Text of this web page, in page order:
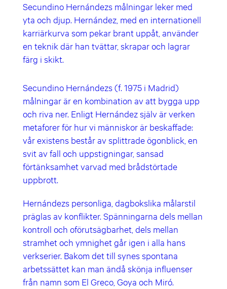
Secundino Hernándezs målningar leker med
yta och djup. Hernández, med en internationell
karriärkurva som pekar brant uppåt, använder
en teknik där han tvättar, skrapar och lagrar
färg i skikt.
Secundino Hernándezs (f. 1975 i Madrid)
målningar är en kombination av att bygga upp
och riva ner. Enligt Hernández själv är verken
metaforer för hur vi människor är beskaffade:
vår existens består av splittrade ögonblick, en
svit av fall och uppstigningar, sansad
förtänksamhet varvad med brådstörtade
uppbrott.
Hernándezs personliga, dagbokslika målarstil
präglas av konflikter. Spänningarna dels mellan
kontroll och oförutsägbarhet, dels mellan
stramhet och ymnighet går igen i alla hans
verkserier. Bakom det till synes spontana
arbetssättet kan man ändå skönja influenser
från namn som El Greco, Goya och Miró.